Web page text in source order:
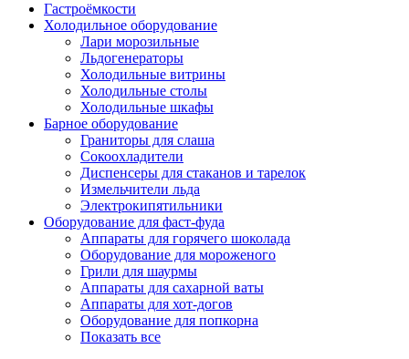
Гастроёмкости
Холодильное оборудование
Лари морозильные
Льдогенераторы
Холодильные витрины
Холодильные столы
Холодильные шкафы
Барное оборудование
Граниторы для слаша
Сокоохладители
Диспенсеры для стаканов и тарелок
Измельчители льда
Электрокипятильники
Оборудование для фаст-фуда
Аппараты для горячего шоколада
Оборудование для мороженого
Грили для шаурмы
Аппараты для сахарной ваты
Аппараты для хот-догов
Оборудование для попкорна
Показать все